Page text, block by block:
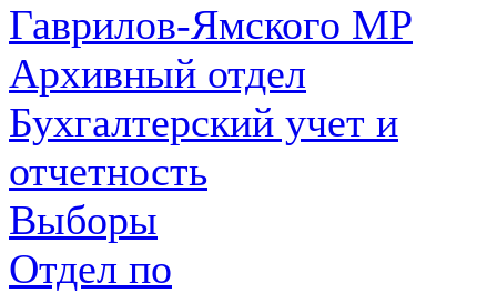
Гаврилов-Ямского МР
Архивный отдел
Бухгалтерский учет и
отчетность
Выборы
Отдел по